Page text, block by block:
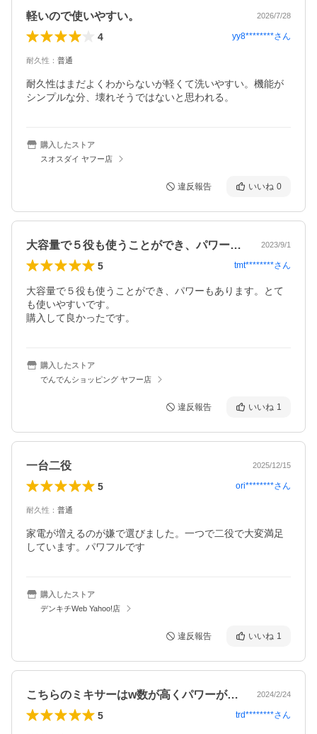
軽いので使いやすい。 2026/7/28
4 yy8********さん
耐久性 ： 普通
耐久性はまだよくわからないが軽くて洗いやすい。機能が
シンプルな分、壊れそうではないと思われる。
購入したストア
スオスダイ ヤフー店
違反報告 いいね 0
大容量で５役も使うことができ、パワーも… 2023/9/1
5 tmt********さん
大容量で５役も使うことができ、パワーもあります。とて
も使いやすいです。
購入して良かったです。
購入したストア
でんでんショッピング ヤフー店
違反報告 いいね 1
一台二役 2025/12/15
5 ori********さん
耐久性 ： 普通
家電が増えるのが嫌で選びました。一つで二役で大変満足
しています。パワフルです
購入したストア
デンキチWeb Yahoo!店
違反報告 いいね 1
こちらのミキサーはw数が高くパワーがあ… 2024/2/24
5 trd********さん